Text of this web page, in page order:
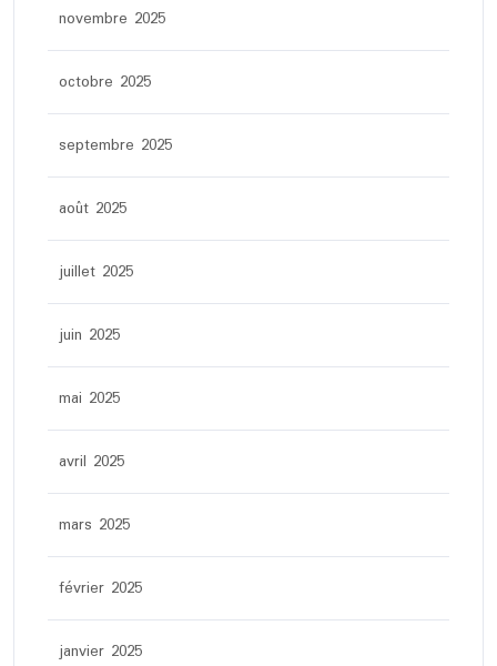
novembre 2025
octobre 2025
septembre 2025
août 2025
juillet 2025
juin 2025
mai 2025
avril 2025
mars 2025
février 2025
janvier 2025